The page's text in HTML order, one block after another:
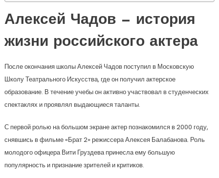
Алексей Чадов — история
жизни российского актера
После окончания школы Алексей Чадов поступил в Московскую
Школу Театрального Искусства, где он получил актерское
образование. В течение учебы он активно участвовал в студенческих
спектаклях и проявлял выдающиеся таланты.
С первой ролью на большом экране актер познакомился в 2000 году,
снявшись в фильме «Брат 2» режиссера Алексея Балабанова. Роль
молодого офицера Вити Груздева принесла ему большую
популярность и признание зрителей и критиков.